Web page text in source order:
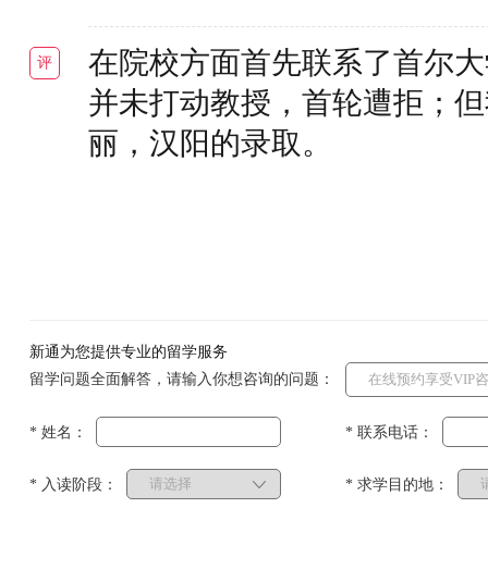
评
在院校方面首先联系了首尔
并未打动教授，首轮遭拒；
丽，汉阳的录取。
新通为您提供专业的留学服务
留学问题全面解答，请输入你想咨询的问题：
* 姓名： * 联系电话：
* 入读阶段： * 求学目的地：